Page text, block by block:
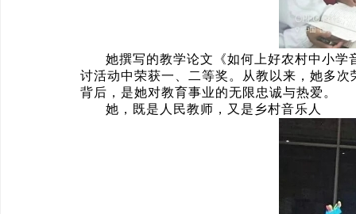
她撰写的教学论文《如何上好农村中小学
讨活动中荣获一、二等奖。从教以来，她多
背后，是她对教育事业的无限忠诚与热爱。
她，既是人民教师，又是乡村音乐人